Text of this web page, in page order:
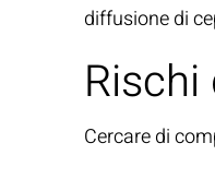
diffusione di
Cercare di